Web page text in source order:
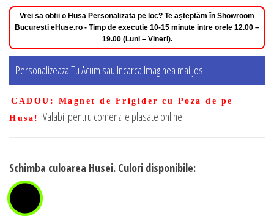
Vrei sa obtii o Husa Personalizata pe loc? Te așteptăm în Showroom
Bucuresti eHuse.ro - Timp de executie 10-15 minute intre orele 12.00 –
19.00 (Luni – Vineri).
Personalizeaza Tu Acum sau Incarca Imaginea mai jos
CADOU : Magnet de Frigider cu Poza de pe
Husa!
Valabil pentru comenzile plasate online.
Schimba culoarea Husei. Culori disponibile: